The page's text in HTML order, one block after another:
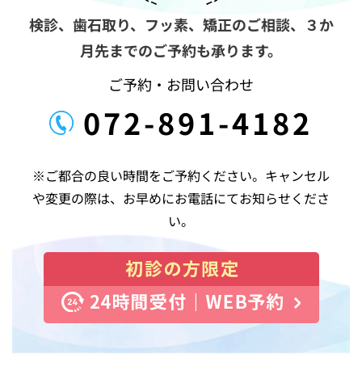
検診、歯石取り、フッ素、矯正のご相談、 ３か
月先までのご予約も承ります。
ご予約・お問い合わせ
072-891-4182
※ご都合の良い時間をご予約ください。キャンセル
や変更の際は、お早めにお電話にてお知らせくださ
い。